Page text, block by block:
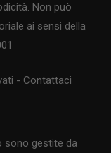
Non può
ai sensi della
- Contattaci
sono gestite da